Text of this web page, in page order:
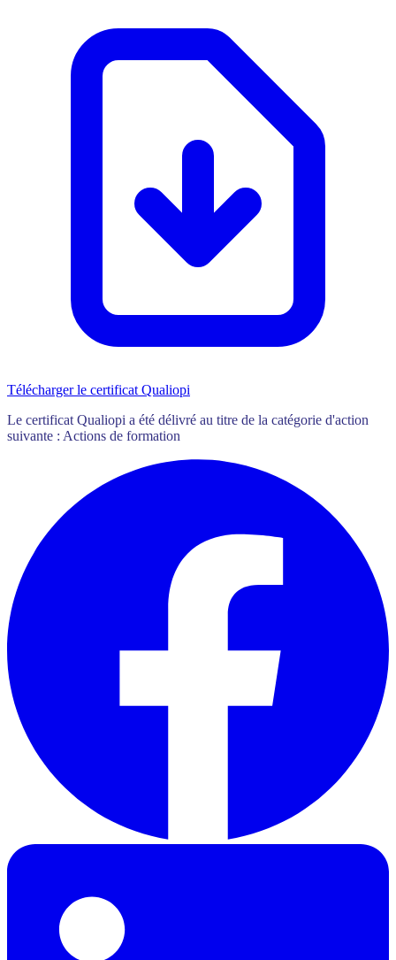
Télécharger le certificat Qualiopi
Le certificat Qualiopi a été délivré au titre de la catégorie d'action
suivante : Actions de formation